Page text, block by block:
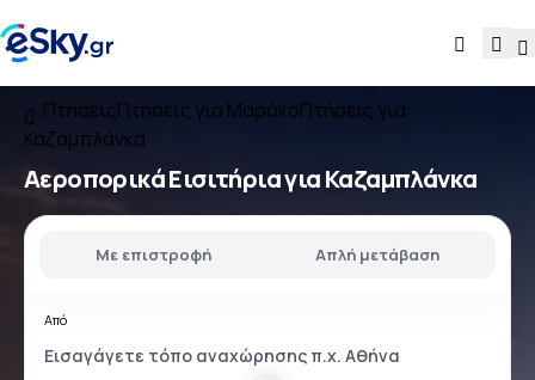
ΠτήσειςΠτήσεις για ΜαρόκοΠτήσεις για
Καζαμπλάνκα
Αεροπορικά Εισιτήρια για Καζαμπλάνκα
Με επιστροφή Απλή μετάβαση
Από